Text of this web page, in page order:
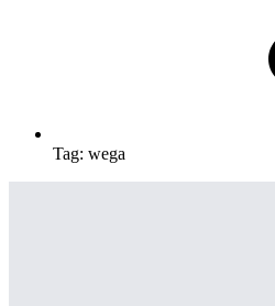
Tag: wega